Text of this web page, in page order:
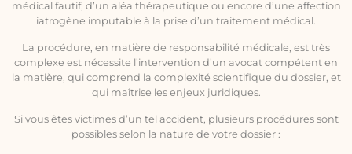
médical fautif, d’un aléa thérapeutique ou encore d’une affection
iatrogène imputable à la prise d’un traitement médical.
La procédure, en matière de responsabilité médicale, est très
complexe est nécessite l’intervention d’un avocat compétent en
la matière, qui comprend la complexité scientifique du dossier, et
qui maîtrise les enjeux juridiques.
Si vous êtes victimes d’un tel accident, plusieurs procédures sont
possibles selon la nature de votre dossier :